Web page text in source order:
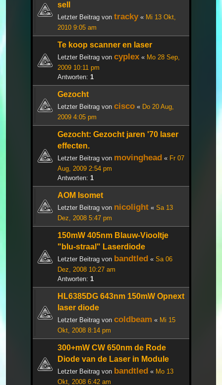
sell
Letzter Beitrag von tracky« Mi 13 Okt,
2010 9:05 am
Te koop scanner en laser
Letzter Beitrag von cyplex « Mo 28 Sep,
2009 10:11 pm
Antworten: 1
Gezocht
Letzter Beitrag von cisco « Do 20 Aug,
2009 4:05 pm
Gezocht: Gezocht jaren '70 laser
effecten.
Letzter Beitrag von movinghead « Fr 07
Aug, 2009 2:54 pm
Antworten: 1
AOM Isomet
Letzter Beitrag von nicolight « Sa 13
Dez, 2008 5:47 pm
150mW 405nm Blauw-Viooltje
"blu-straal" Laserdiode
Letzter Beitrag von bandtled « Sa 06
Dez, 2008 10:27 am
Antworten: 1
HL6385DG 643nm 150mW Opnext
laser diode
Letzter Beitrag von coldbeam « Mi 15
Okt, 2008 8:14 pm
300+mW CW 650nm de Rode
Diode van de Laser in Module
Letzter Beitrag von bandtled « Mo 13
Okt, 2008 6:42 am